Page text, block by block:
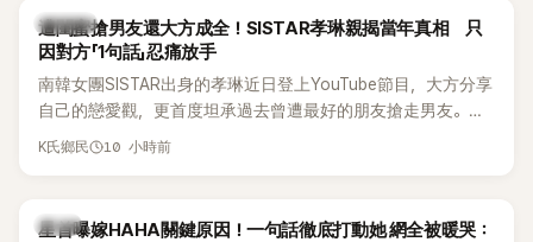
的錄音內容，而A也首度承認自己過去曾是SHINee、NCT等偶
像團體的「站姐」，事件持續延燒。
K-POP
遭閨蜜搶男友還大方成全！SISTAR孝琳親揭當年真相 只
因對方「1句話」忍痛放手
南韓女團SISTAR出身的孝琳近日登上YouTube節目，大方分享
自己的戀愛觀，更首度坦承過去曾遭最好的朋友搶走男友。她
表示，當時選擇瀟灑放手，但如果同樣的事情現在再發生，「我
K氏鄉民 10 小時前
韓星
星首曝嫁HAHA關鍵原因！一句話徹底打動她 網全被暖哭：